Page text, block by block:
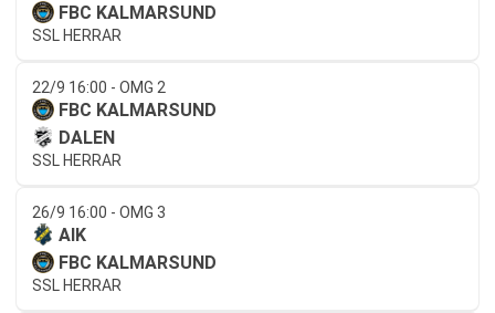
FBC KALMARSUND
SSL HERRAR
22/9 16:00 - OMG 2
FBC KALMARSUND
DALEN
SSL HERRAR
26/9 16:00 - OMG 3
AIK
FBC KALMARSUND
SSL HERRAR